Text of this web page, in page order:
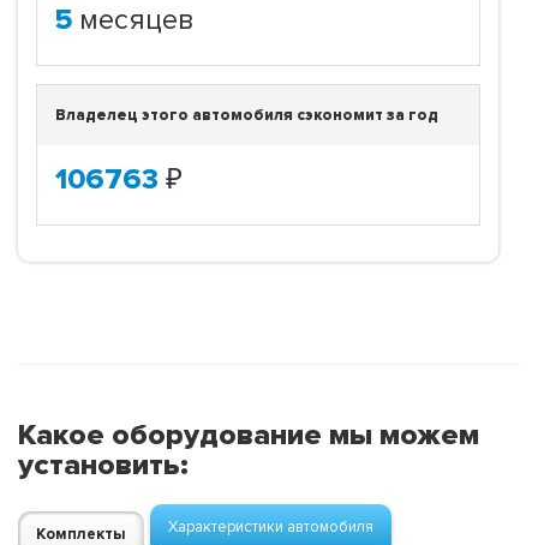
5 месяцев
Владелец этого автомобиля сэкономит за год
106763 ₽
Какое оборудование мы можем
установить:
Комплекты Характеристики автомобиля